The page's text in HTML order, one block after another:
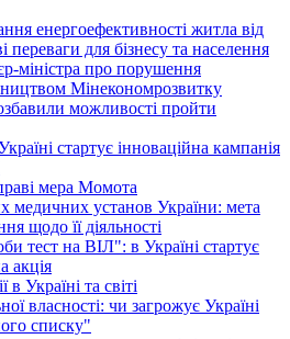
енергоефективності житла від
для бізнесу та населення
міністра про порушення
Мінекономрозвитку
можливості пройти
стартує інноваційна кампанія
мера Момота
медичних установ України: мета
щодо її діяльності
тест на ВІЛ": в Україні стартує
акція
в Україні та світі
власності: чи загрожує Україні
списку"